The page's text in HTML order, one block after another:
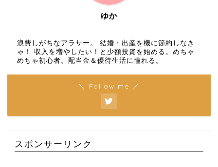
ゆか
浪費しがちなアラサー。 結婚・出産を機に節約しなき
ゃ！ 収入を増やしたい！と少額投資を始める。めちゃ
めちゃ初心者。配当金＆優待生活に憧れる。
＼ Follow me ／
スポンサーリンク